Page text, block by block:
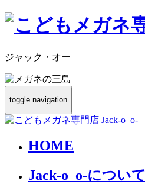
ジャック・オー
toggle navigation
HOME
Jack-o_o-について